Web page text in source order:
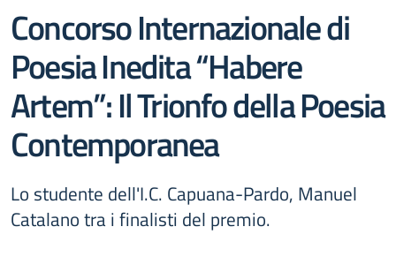
Concorso Internazionale di
Poesia Inedita “Habere
Artem”: Il Trionfo della Poesia
Contemporanea
Lo studente dell'I.C. Capuana-Pardo, Manuel
Catalano tra i finalisti del premio.